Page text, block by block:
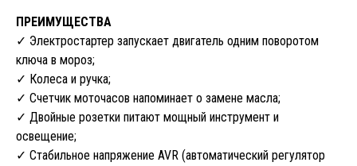
ПРЕИМУЩЕСТВА
✓ Электростартер запускает двигатель одним поворотом
ключа в мороз;
✓ Колеса и ручка;
✓ Счетчик моточасов напоминает о замене масла;
✓ Двойные розетки питают мощный инструмент и
освещение;
✓ Стабильное напряжение AVR (автоматический регулятор